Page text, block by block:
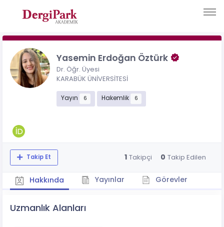
Yasemin Erdoğan Öztürk
Dr. Öğr. Üyesi
KARABÜK ÜNİVERSİTESİ
Yayın 6 Hakemlik 6
Takip Et 1 Takipçi 0 Takip Edilen
Hakkında Yayınlar Görevler
Uzmanlık Alanları